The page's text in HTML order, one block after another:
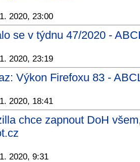
2020, 23:00
se v týdnu 47/2020 -
2020, 23:19
Výkon Firefoxu 83 -
2020, 18:41
chce zapnout DoH
2020, 9:31